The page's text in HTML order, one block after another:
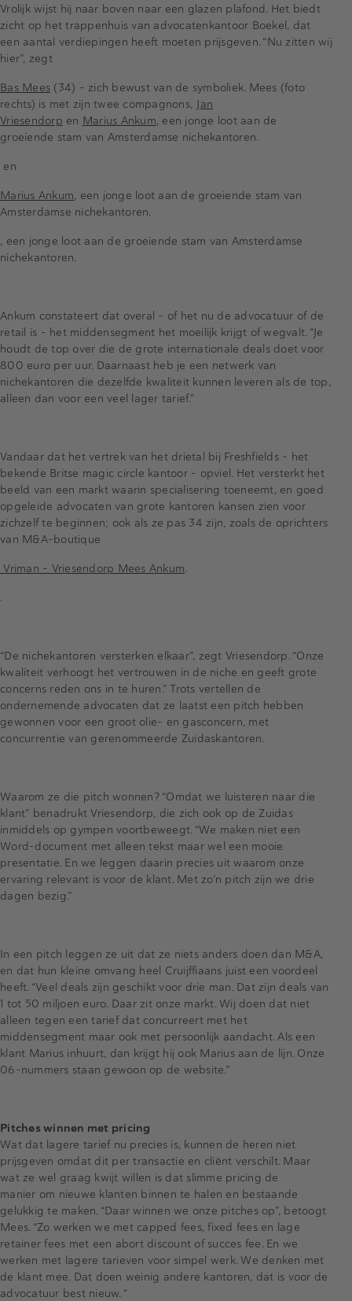
Vrolijk wijst hij naar boven naar een glazen plafond. Het biedt
zicht op het trappenhuis van advocatenkantoor Boekel, dat
een aantal verdiepingen heeft moeten prijsgeven. “Nu zitten wij
hier”, zegt
Bas Mees (34) - zich bewust van de symboliek. Mees (foto
rechts) is met zijn twee compagnons, Jan
Vriesendorp en Marius Ankum, een jonge loot aan de
groeiende stam van Amsterdamse nichekantoren.
en
Marius Ankum, een jonge loot aan de groeiende stam van
Amsterdamse nichekantoren.
, een jonge loot aan de groeiende stam van Amsterdamse
nichekantoren.
Ankum constateert dat overal - of het nu de advocatuur of de
retail is - het middensegment het moeilijk krijgt of wegvalt. “Je
houdt de top over die de grote internationale deals doet voor
800 euro per uur. Daarnaast heb je een netwerk van
nichekantoren die dezelfde kwaliteit kunnen leveren als de top,
alleen dan voor een veel lager tarief.”
Vandaar dat het vertrek van het drietal bij Freshfields - het
bekende Britse magic circle kantoor - opviel. Het versterkt het
beeld van een markt waarin specialisering toeneemt, en goed
opgeleide advocaten van grote kantoren kansen zien voor
zichzelf te beginnen; ook als ze pas 34 zijn, zoals de oprichters
van M&A-boutique
Vriman – Vriesendorp Mees Ankum.
.
“De nichekantoren versterken elkaar”, zegt Vriesendorp. “Onze
kwaliteit verhoogt het vertrouwen in de niche en geeft grote
concerns reden ons in te huren.” Trots vertellen de
ondernemende advocaten dat ze laatst een pitch hebben
gewonnen voor een groot olie- en gasconcern, met
concurrentie van gerenommeerde Zuidaskantoren.
Waarom ze die pitch wonnen? “Omdat we luisteren naar die
klant” benadrukt Vriesendorp, die zich ook op de Zuidas
inmiddels op gympen voortbeweegt. “We maken niet een
Word-document met alleen tekst maar wel een mooie
presentatie. En we leggen daarin precies uit waarom onze
ervaring relevant is voor de klant. Met zo’n pitch zijn we drie
dagen bezig.”
In een pitch leggen ze uit dat ze niets anders doen dan M&A,
en dat hun kleine omvang heel Cruijffiaans juist een voordeel
heeft. “Veel deals zijn geschikt voor drie man. Dat zijn deals van
1 tot 50 miljoen euro. Daar zit onze markt. Wij doen dat niet
alleen tegen een tarief dat concurreert met het
middensegment maar ook met persoonlijk aandacht. Als een
klant Marius inhuurt, dan krijgt hij ook Marius aan de lijn. Onze
06-nummers staan gewoon op de website.”
Pitches winnen met pricing
Wat dat lagere tarief nu precies is, kunnen de heren niet
prijsgeven omdat dit per transactie en cliënt verschilt. Maar
wat ze wel graag kwijt willen is dat slimme pricing de
manier om nieuwe klanten binnen te halen en bestaande
gelukkig te maken. “Daar winnen we onze pitches op”, betoogt
Mees. “Zo werken we met capped fees, fixed fees en lage
retainer fees met een abort discount of succes fee. En we
werken met lagere tarieven voor simpel werk. We denken met
de klant mee. Dat doen weinig andere kantoren, dat is voor de
advocatuur best nieuw. “